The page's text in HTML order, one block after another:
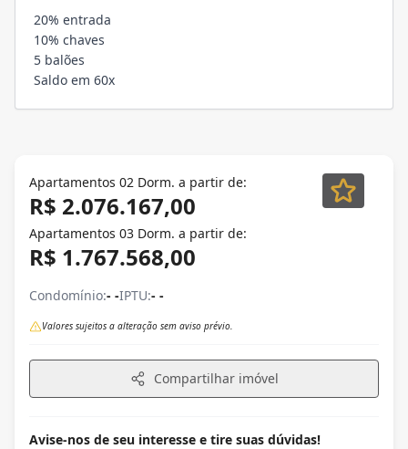
20% entrada
10% chaves
5 balões
Saldo em 60x
Apartamentos 02 Dorm. a partir de:
R$ 2.076.167,00
Apartamentos 03 Dorm. a partir de:
R$ 1.767.568,00
Condomínio:- -IPTU:- -
Valores sujeitos a alteração sem aviso prévio.
Compartilhar imóvel
Avise-nos de seu interesse e tire suas dúvidas!